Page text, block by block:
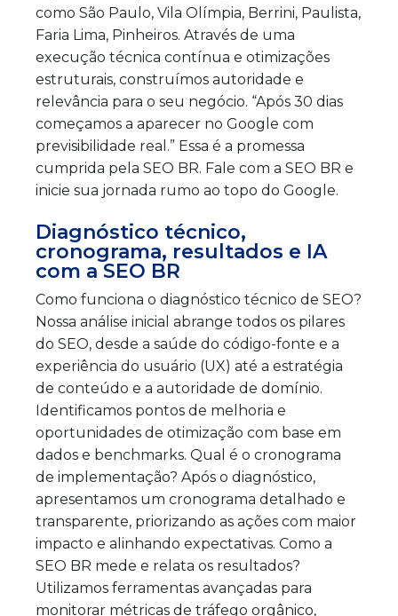
como São Paulo, Vila Olímpia, Berrini, Paulista,
Faria Lima, Pinheiros. Através de uma
execução técnica contínua e otimizações
estruturais, construímos autoridade e
relevância para o seu negócio. “Após 30 dias
começamos a aparecer no Google com
previsibilidade real.” Essa é a promessa
cumprida pela SEO BR. Fale com a SEO BR e
inicie sua jornada rumo ao topo do Google.
Diagnóstico técnico,
cronograma, resultados e IA
com a SEO BR
Como funciona o diagnóstico técnico de SEO?
Nossa análise inicial abrange todos os pilares
do SEO, desde a saúde do código-fonte e a
experiência do usuário (UX) até a estratégia
de conteúdo e a autoridade de domínio.
Identificamos pontos de melhoria e
oportunidades de otimização com base em
dados e benchmarks. Qual é o cronograma
de implementação? Após o diagnóstico,
apresentamos um cronograma detalhado e
transparente, priorizando as ações com maior
impacto e alinhando expectativas. Como a
SEO BR mede e relata os resultados?
Utilizamos ferramentas avançadas para
monitorar métricas de tráfego orgânico,